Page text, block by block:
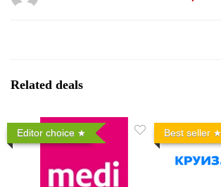
Related deals
Editor choice Best seller